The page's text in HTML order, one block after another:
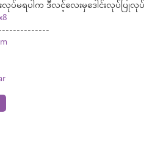
င်းလုပ်မရပါက ဒီလင့်လေးမှဒေါင်းလုပ်ပြုလုပ်